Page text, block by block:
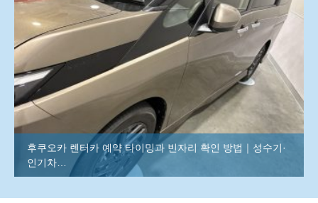
후쿠오카 렌터카 예약 타이밍과 빈자리 확인 방법｜성수기·
인기차…